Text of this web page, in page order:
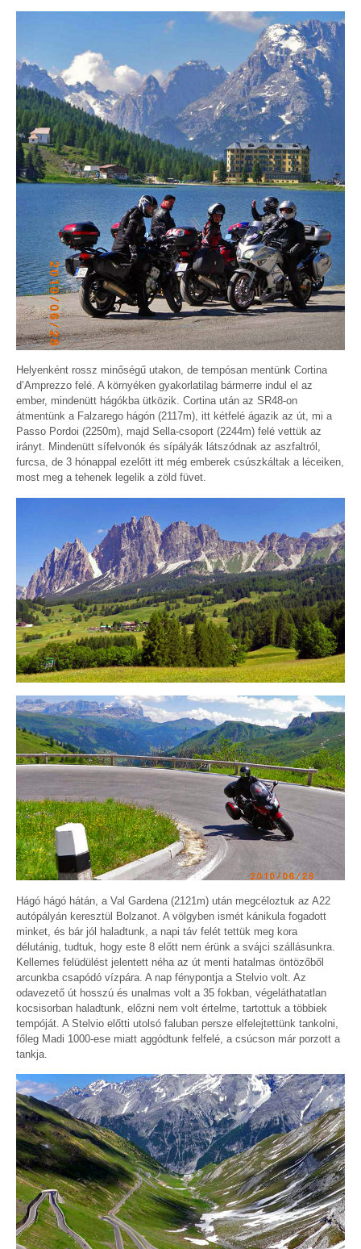
Helyenként rossz minőségű utakon, de tempósan mentünk Cortina
d’Amprezzo felé. A környéken gyakorlatilag bármerre indul el az
ember, mindenütt hágókba ütközik. Cortina után az SR48-on
átmentünk a Falzarego hágón (2117m), itt kétfelé ágazik az út, mi a
Passo Pordoi (2250m), majd Sella-csoport (2244m) felé vettük az
irányt. Mindenütt sífelvonók és sípályák látszódnak az aszfaltról,
furcsa, de 3 hónappal ezelőtt itt még emberek csúszkáltak a léceiken,
most meg a tehenek legelik a zöld füvet.
Hágó hágó hátán, a Val Gardena (2121m) után megcéloztuk az A22
autópályán keresztül Bolzanot. A völgyben ismét kánikula fogadott
minket, és bár jól haladtunk, a napi táv felét tettük meg kora
délutánig, tudtuk, hogy este 8 előtt nem érünk a svájci szállásunkra.
Kellemes felüdülést jelentett néha az út menti hatalmas öntözőből
arcunkba csapódó vízpára. A nap fénypontja a Stelvio volt. Az
odavezető út hosszú és unalmas volt a 35 fokban, végeláthatatlan
kocsisorban haladtunk, előzni nem volt értelme, tartottuk a többiek
tempóját. A Stelvio előtti utolsó faluban persze elfelejtettünk tankolni,
főleg Madi 1000-ese miatt aggódtunk felfelé, a csúcson már porzott a
tankja.